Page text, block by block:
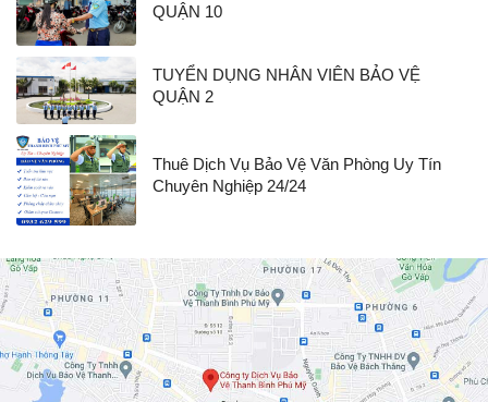
QUẬN 10
TUYỂN DỤNG NHÂN VIÊN BẢO VỆ
QUẬN 2
Thuê Dịch Vụ Bảo Vệ Văn Phòng Uy Tín
Chuyên Nghiệp 24/24